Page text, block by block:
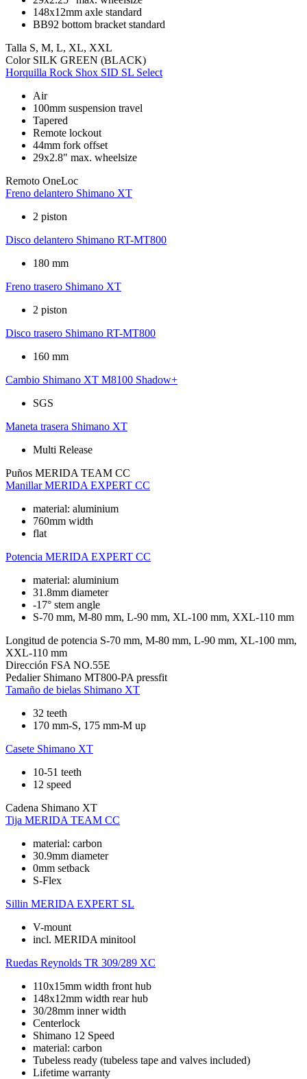
148x12mm axle standard
BB92 bottom bracket standard
Talla S, M, L, XL, XXL
Color SILK GREEN (BLACK)
Horquilla Rock Shox SID SL Select
Air
100mm suspension travel
Tapered
Remote lockout
44mm fork offset
29x2.8" max. wheelsize
Remoto OneLoc
Freno delantero Shimano XT
2 piston
Disco delantero Shimano RT-MT800
180 mm
Freno trasero Shimano XT
2 piston
Disco trasero Shimano RT-MT800
160 mm
Cambio Shimano XT M8100 Shadow+
SGS
Maneta trasera Shimano XT
Multi Release
Puños MERIDA TEAM CC
Manillar MERIDA EXPERT CC
material: aluminium
760mm width
flat
Potencia MERIDA EXPERT CC
material: aluminium
31.8mm diameter
-17° stem angle
S-70 mm, M-80 mm, L-90 mm, XL-100 mm, XXL-110 mm
Longitud de potencia S-70 mm, M-80 mm, L-90 mm, XL-100 mm,
XXL-110 mm
Dirección FSA NO.55E
Pedalier Shimano MT800-PA pressfit
Tamaño de bielas Shimano XT
32 teeth
170 mm-S, 175 mm-M up
Casete Shimano XT
10-51 teeth
12 speed
Cadena Shimano XT
Tija MERIDA TEAM CC
material: carbon
30.9mm diameter
0mm setback
S-Flex
Sillin MERIDA EXPERT SL
V-mount
incl. MERIDA minitool
Ruedas Reynolds TR 309/289 XC
110x15mm width front hub
148x12mm width rear hub
30/28mm inner width
Centerlock
Shimano 12 Speed
material: carbon
Tubeless ready (tubeless tape and valves included)
Lifetime warranty